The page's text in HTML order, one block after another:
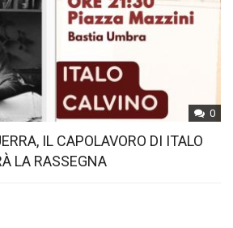
0
IL CAPOLAVORO DI ITALO
LA RASSEGNA